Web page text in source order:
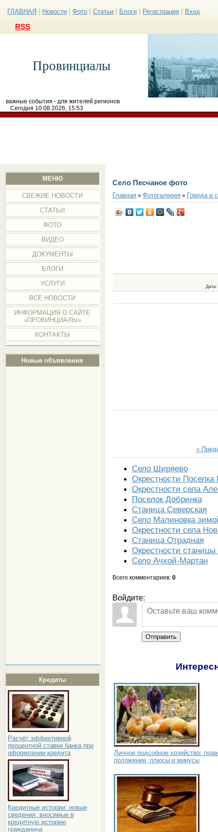
ГЛАВНАЯ Новости Фото Статьи Блоги Регистрация Вход
RSS
Провинциалы
важные события - для жителей регионов
Сегодня 10.08.2026, 15:53
МЕНЮ
СВЕЖИЕ НОВОСТИ
СТАТЬИ
ФОТО
ВИДЕО
ДОКУМЕНТЫ
БЛОГИ
УСЛУГИ
ВСЕ НОВОСТИ
ИНФОРМАЦИЯ О САЙТЕ
«ПРОВИНЦИАЛЫ»
КОНТАКТЫ
Новые объявления
Кредиты
Расчёт эффективной
процентной ставки банка при
оформлении кредита
Кредитные истории: новые
сведения, вносимые в
кредитную историю
гражданина
Село Песчаное фото
Главная» Фотогалерея» Города и
Дата:
«
Село Ширяево
Окрестности
Окрестности села
Поселок Добринка
Станица Северская
Село Малиновка
Окрестности села
Станица Отрадная
Окрестности
Село Ачхой-Мартан
Всего комментариев: 0
Войдите:
Отправить
Личное подсобное хозяйство:
положение, плюсы и минусы